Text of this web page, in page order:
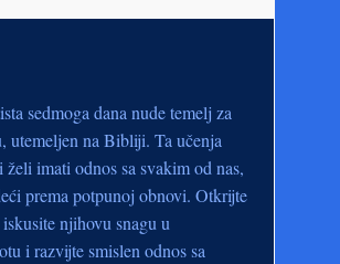
sedmoga dana nude temelj za
utemeljen na Bibliji. Ta učenja
imati odnos sa svakim od nas,
prema potpunoj obnovi. Otkrijte
njihovu snagu u
i razvijte smislen odnos sa